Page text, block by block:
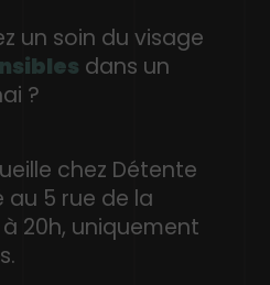
un soin du visage
dans un
?
chez Détente
au 5 rue de la
20h, uniquement